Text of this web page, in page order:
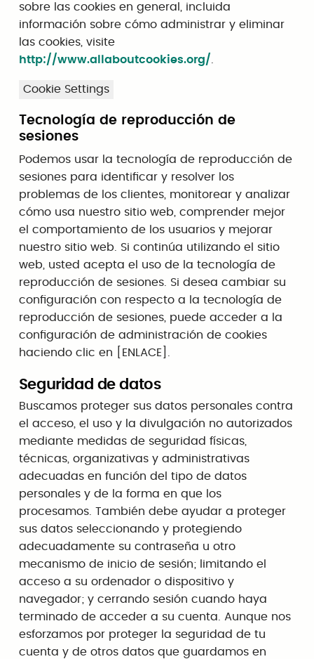
sobre las cookies en general, incluida
información sobre cómo administrar y eliminar
las cookies, visite
http://www.allaboutcookies.org/
Cookie Settings
Tecnología de reproducción de
sesiones
Podemos usar la tecnología de reproducción de
sesiones para identificar y resolver los
problemas de los clientes, monitorear y analizar
cómo usa nuestro sitio web, comprender mejor
el comportamiento de los usuarios y mejorar
nuestro sitio web. Si continúa utilizando el sitio
web, usted acepta el uso de la tecnología de
reproducción de sesiones. Si desea cambiar su
configuración con respecto a la tecnología de
reproducción de sesiones, puede acceder a la
configuración de administración de cookies
haciendo clic en [ENLACE].
Seguridad de datos
Buscamos proteger sus datos personales contra
el acceso, el uso y la divulgación no autorizados
mediante medidas de seguridad físicas,
técnicas, organizativas y administrativas
adecuadas en función del tipo de datos
personales y de la forma en que los
procesamos. También debe ayudar a proteger
sus datos seleccionando y protegiendo
adecuadamente su contraseña u otro
mecanismo de inicio de sesión; limitando el
acceso a su ordenador o dispositivo y
navegador; y cerrando sesión cuando haya
terminado de acceder a su cuenta. Aunque nos
esforzamos por proteger la seguridad de tu
cuenta y de otros datos que guardamos en